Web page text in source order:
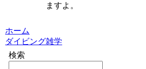
ますよ。
ホーム
ダイビング雑学
検索